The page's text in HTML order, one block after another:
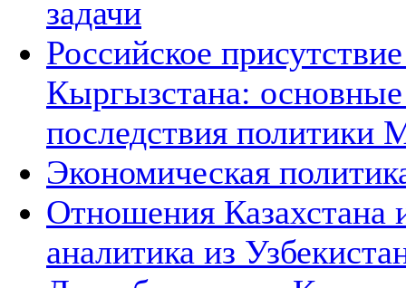
задачи
Российское
Кыргызстана:
последствия политики
Экономическая
Отношения Казахстана
аналитика из